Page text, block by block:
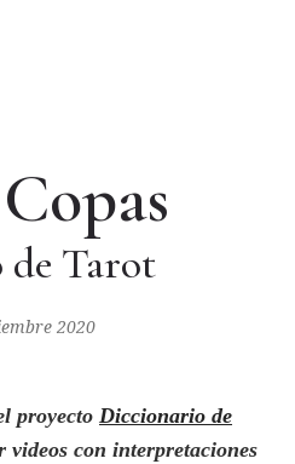
Tarot
2020
proyecto Diccionario de
videos con interpretaciones